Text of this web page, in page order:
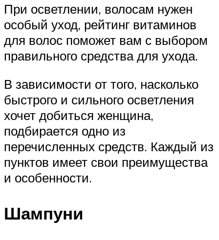
При осветлении, волосам нужен
особый уход, рейтинг витаминов
для волос поможет вам с выбором
правильного средства для ухода.
В зависимости от того, насколько
быстрого и сильного осветления
хочет добиться женщина,
подбирается одно из
перечисленных средств. Каждый из
пунктов имеет свои преимущества
и особенности.
Шампуни